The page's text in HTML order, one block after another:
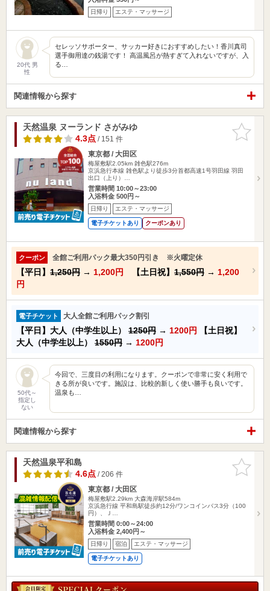
日帰り エステ・マッサージ
20代 男
性
セレッソサポーター、サッカー好きにおすすめしたい！香川真司
選手御用達の銭湯です！ 高温風呂が熱すぎて入れないですが、入
る…
関連情報から探す
お気に入
りに追加
天然温泉 ヌーランド さがみゆ
4.3点/ 151 件
東京都 / 大田区
梅屋敷駅2.05km 雑色駅276m
京浜急行本線 雑色駅より徒歩3分首都高速1号羽田線 羽田
出口（上り）…
営業時間 10:00～23:00
入浴料金 500円～
日帰り エステ・マッサージ
電子チケットあり クーポンあり
クーポン 全館ご利用パック最大350円引き ※火曜定休
【平日】 1,250円 → 1,200円 【土日祝】 1,550円 → 1,200
円
電子チケット 大人全館ご利用パック割引
【平日】大人（中学生以上） 1250円 → 1200円
【土日祝】
大人（中学生以上） 1550円 → 1200円
50代～
指定し
ない
今回で、三度目の利用になります。クーポンで非常に安く利用で
きる所が良いです。施設は、比較的新しく使い勝手も良いです。
温泉も…
関連情報から探す
お気に入
りに追加
天然温泉平和島
4.6点/ 206 件
東京都 / 大田区
梅屋敷駅2.29km 大森海岸駅584m
京浜急行線 平和島駅徒歩約12分/ワンコインバス3分（100
円）、Ｊ…
営業時間 0:00～24:00
入浴料金 2,400円～
日帰り 宿泊 エステ・マッサージ
電子チケットあり